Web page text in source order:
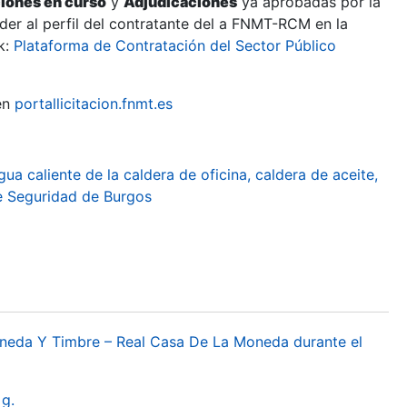
al perfil del contratante del a FNMT-RCM en la
Plataforma de Contratación del Sector Público
portallicitacion.fnmt.es
caliente de la caldera de oficina, caldera de aceite,
de Burgos
Y Timbre – Real Casa De La Moneda durante el